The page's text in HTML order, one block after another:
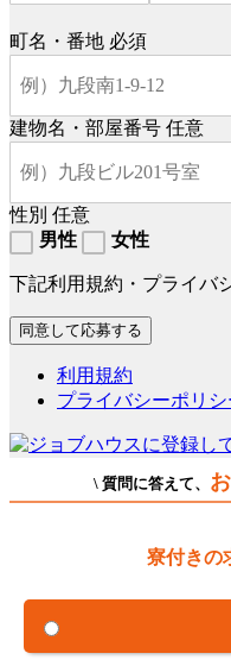
町名・番地 必須
建物名・部屋番号 任意
性別 任意
男性
女性
下記利用規約・プライバ
利用規約
プライバシーポリシ
\ 質問に答えて、
寮付きの